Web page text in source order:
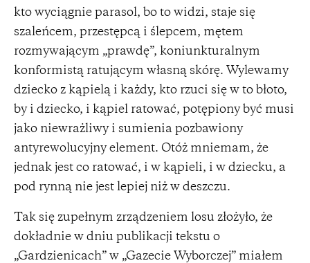
kto wyciągnie parasol, bo to widzi, staje się
szaleńcem, przestępcą i ślepcem, mętem
rozmywającym „prawdę”, koniunkturalnym
konformistą ratującym własną skórę. Wylewamy
dziecko z kąpielą i każdy, kto rzuci się w to błoto,
by i dziecko, i kąpiel ratować, potępiony być musi
jako niewrażliwy i sumienia pozbawiony
antyrewolucyjny element. Otóż mniemam, że
jednak jest co ratować, i w kąpieli, i w dziecku, a
pod rynną nie jest lepiej niż w deszczu.
Tak się zupełnym zrządzeniem losu złożyło, że
dokładnie w dniu publikacji tekstu o
„Gardzienicach” w „Gazecie Wyborczej” miałem